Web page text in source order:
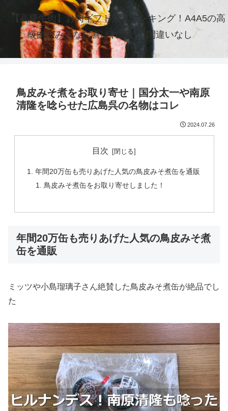
【高級牛肉】お肉ギフト人気ランキング！A4A5の高
級肉がみんなに喜ばれていて間違いなし
鳥皮みそ煮をお取り寄せ｜国分太一や南原
清隆を唸らせた広島呉の名物はコレ
2024.07.26
目次
年間20万缶も売りあげた人気の鳥皮みそ煮缶を通販
鳥皮みそ煮缶をお取り寄せしました！
年間20万缶も売りあげた人気の鳥皮みそ煮
缶を通販
ミッツや小島瑠璃子さん絶賛した鳥皮みそ煮缶が絶品でし
た